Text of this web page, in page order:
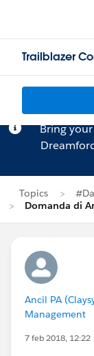
Trailblazer
Bring
Topics
Domanda di
Ancil PA
Management
7 feb 2018, 12:22